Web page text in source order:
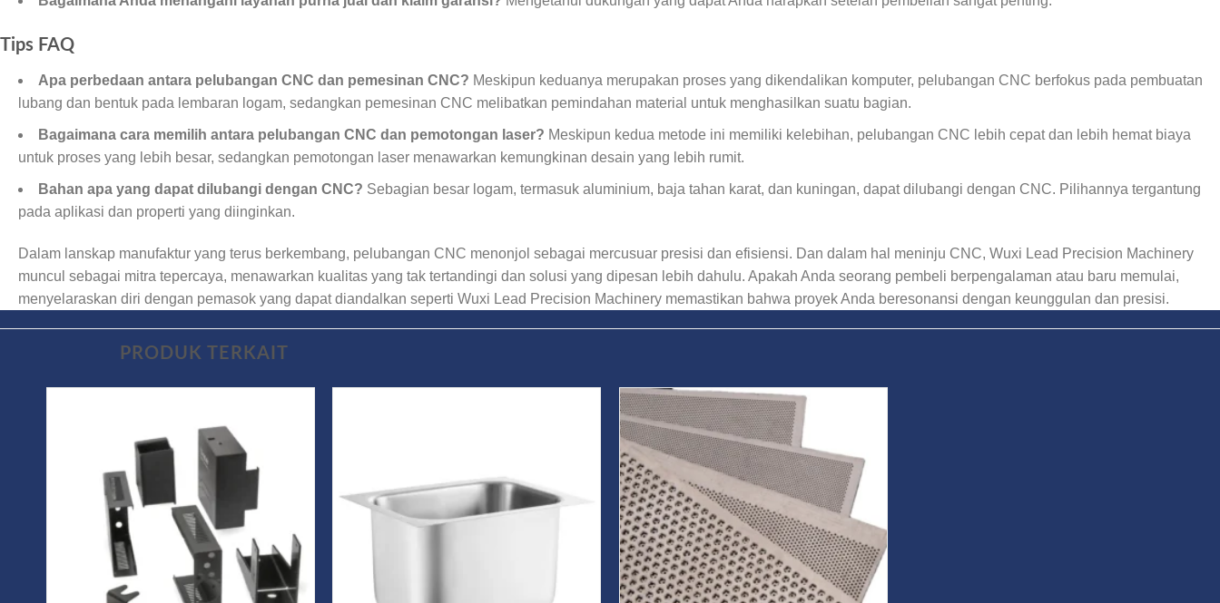
Tips FAQ
Apa perbedaan antara pelubangan CNC dan pemesinan CNC? Meskipun keduanya merupakan proses yang dikendalikan komputer, pelubangan CNC berfokus pada pembuatan
lubang dan bentuk pada lembaran logam, sedangkan pemesinan CNC melibatkan pemindahan material untuk menghasilkan suatu bagian.
Bagaimana cara memilih antara pelubangan CNC dan pemotongan laser? Meskipun kedua metode ini memiliki kelebihan, pelubangan CNC lebih cepat dan lebih hemat biaya
untuk proses yang lebih besar, sedangkan pemotongan laser menawarkan kemungkinan desain yang lebih rumit.
Bahan apa yang dapat dilubangi dengan CNC? Sebagian besar logam, termasuk aluminium, baja tahan karat, dan kuningan, dapat dilubangi dengan CNC. Pilihannya tergantung
pada aplikasi dan properti yang diinginkan.
Dalam lanskap manufaktur yang terus berkembang, pelubangan CNC menonjol sebagai mercusuar presisi dan efisiensi. Dan dalam hal meninju CNC, Wuxi Lead Precision Machinery
muncul sebagai mitra tepercaya, menawarkan kualitas yang tak tertandingi dan solusi yang dipesan lebih dahulu. Apakah Anda seorang pembeli berpengalaman atau baru memulai,
menyelaraskan diri dengan pemasok yang dapat diandalkan seperti Wuxi Lead Precision Machinery memastikan bahwa proyek Anda beresonansi dengan keunggulan dan presisi.
PRODUK TERKAIT